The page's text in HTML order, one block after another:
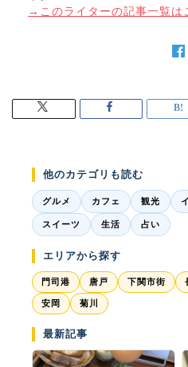
→このライターの記事一覧は
他のカテゴリも読む
グルメ カフェ 観光
スイーツ 生活 占い
エリアから探す
門司港 唐戸 下関市街
安岡 菊川
最新記事